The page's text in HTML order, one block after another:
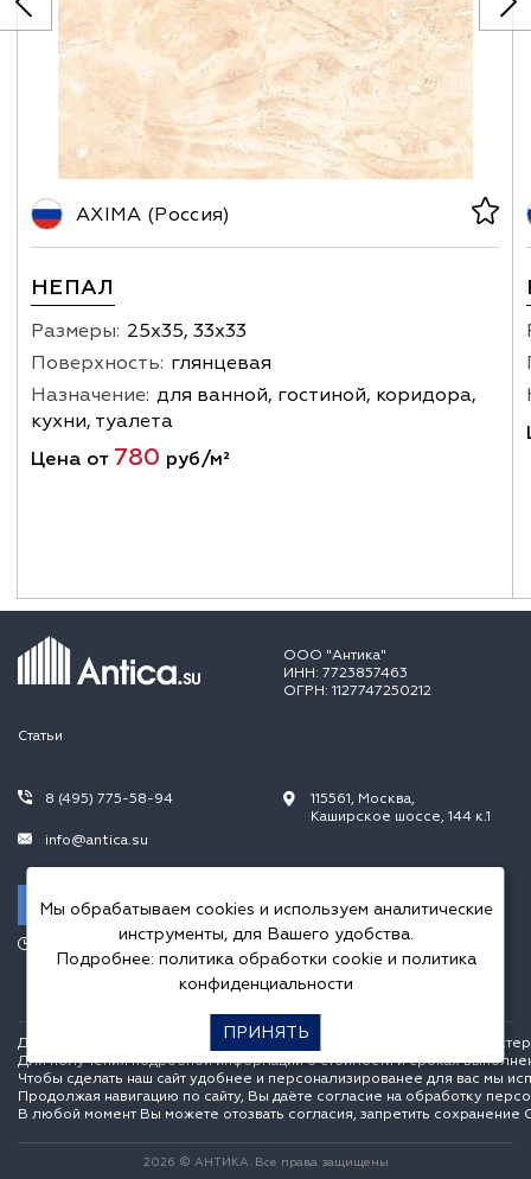
AXIMA (Россия)
НЕПАЛ
Размеры: 25х35, 33х33
Поверхность: глянцевая
Назначение: для ванной, гостиной, коридора,
кухни, туалета
Цена от 780 руб/м²
ООО "Антика"
ИНН: 7723857463
ОГРН: 1127747250212
Статьи
8 (495) 775-58-94
info@antica.su
Заказать звонок
115561, Москва,
Каширское шоссе, 144 к.1
Пн.-Пт. 10.00-20.00,
Сб.-Вс. 10.00-18.00
Данный интернет сайт носит исключительно информационный
Для получения подробной информации о стоимости и сроках
Чтобы сделать наш сайт удобнее и персонализированее для вас мы
Продолжая навигацию по сайту, Вы даёте согласие на обработку
В любой момент Вы можете отозвать согласия, запретить сохранение
2026 © АНТИКА. Все права защищены
Мы обрабатываем cookies и используем аналитические
инструменты, для Вашего удобства.
Подробнее: политика обработки cookieи политика
конфиденциальности
ПРИНЯТЬ